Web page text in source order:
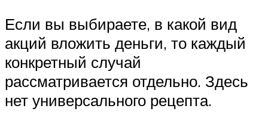
Если вы выбираете, в какой вид
акций вложить деньги, то каждый
конкретный случай
рассматривается отдельно. Здесь
нет универсального рецепта.